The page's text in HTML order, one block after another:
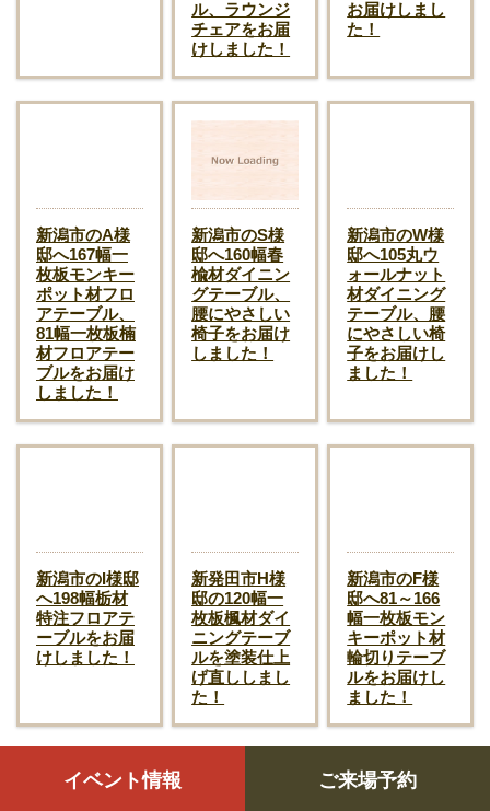
ル、ラウンジ
チェアをお届
けしました！
お届けしまし
た！
新潟市のA様
邸へ167幅一
枚板モンキー
ポット材フロ
アテーブル、
81幅一枚板楠
材フロアテー
ブルをお届け
しました！
新潟市のS様
邸へ160幅春
楡材ダイニン
グテーブル、
腰にやさしい
椅子をお届け
しました！
新潟市のW様
邸へ105丸ウ
ォールナット
材ダイニング
テーブル、腰
にやさしい椅
子をお届けし
ました！
新潟市のI様邸
へ198幅栃材
特注フロアテ
ーブルをお届
けしました！
新発田市H様
邸の120幅一
枚板楓材ダイ
ニングテーブ
ルを塗装仕上
げ直ししまし
た！
新潟市のF様
邸へ81～166
幅一枚板モン
キーポット材
輪切りテーブ
ルをお届けし
ました！